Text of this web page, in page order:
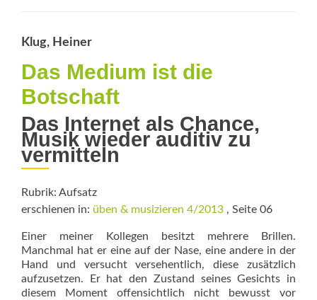
Klug, Heiner
Das Medium ist die
Botschaft
Das Internet als Chance,
Musik wieder auditiv zu
vermitteln
Rubrik: Aufsatz
erschienen in: üben & musizieren 4/2013 , Seite 06
Einer meiner Kollegen besitzt mehrere Brillen.
Manchmal hat er eine auf der Nase, eine andere in der
Hand und versucht versehentlich, diese zusätzlich
aufzusetzen. Er hat den Zustand seines Gesichts in
diesem Moment offensichtlich nicht bewusst vor